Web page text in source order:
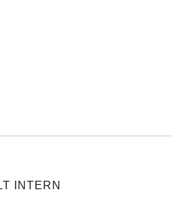
INTERN